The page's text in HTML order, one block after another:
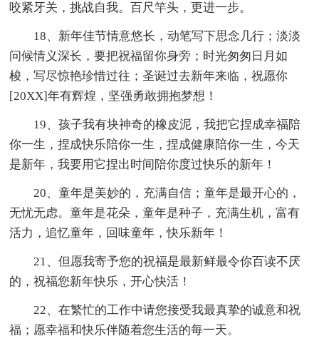
咬紧牙关，挑战自我。百尺竿头，更进一步。
18、新年佳节情意悠长，动笔写下思念几行；淡淡
问候情义深长，要把祝福留你身旁；时光匆匆日月如
梭，写尽惊艳珍惜过往；圣诞过去新年来临，祝愿你
[20XX]年有辉煌，坚强勇敢拥抱梦想！
19、孩子我有块神奇的橡皮泥，我把它捏成幸福陪
你一生，捏成快乐陪你一生，捏成健康陪你一生，今天
是新年，我要用它捏出时间陪你度过快乐的新年！
20、童年是美妙的，充满自信；童年是最开心的，
无忧无虑。童年是花朵，童年是种子，充满生机，富有
活力，追忆童年，回味童年，快乐新年！
21、但愿我寄予您的祝福是最新鲜最令你百读不厌
的，祝福您新年快乐，开心快活！
22、在繁忙的工作中请您接受我最真挚的诚意和祝
福；愿幸福和快乐伴随着您生活的每一天。